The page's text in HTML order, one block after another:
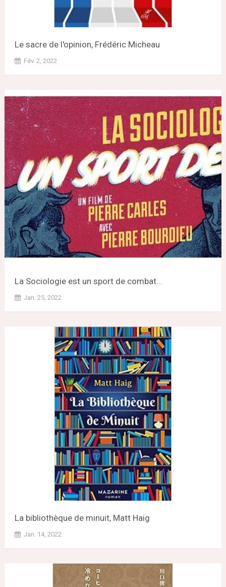
Le sacre de l'opinion, Frédéric Micheau
Fév. 2, 2022
La Sociologie est un sport de combat...
Jan. 25, 2022
La bibliothèque de minuit, Matt Haig
Jan. 14, 2022